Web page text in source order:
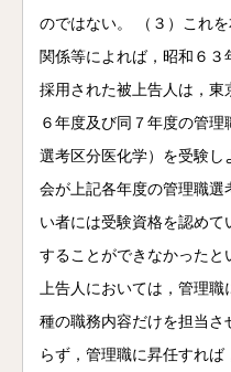
のではない。 （３）これ
関係等によれば，昭和６
採用された被上告人は，
６年度及び同７年度の管
選考区分医化学）を受験し
会が上記各年度の管理職選
い者には受験資格を認め
することができなかったと
上告人においては，管理
種の職務内容だけを担当さ
らず，管理職に昇任すれ